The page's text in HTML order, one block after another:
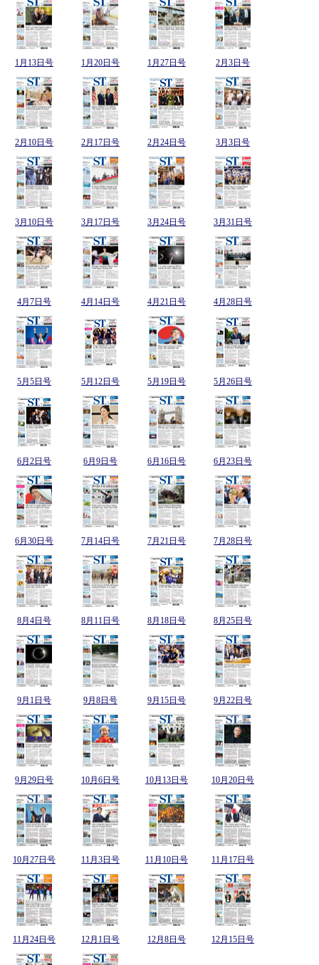
1月13日号 1月20日号 1月27日号 2月3日号
2月10日号 2月17日号 2月24日号 3月3日号
3月10日号 3月17日号 3月24日号 3月31日号
4月7日号 4月14日号 4月21日号 4月28日号
5月5日号 5月12日号 5月19日号 5月26日号
6月2日号 6月9日号 6月16日号 6月23日号
6月30日号 7月14日号 7月21日号 7月28日号
8月4日号 8月11日号 8月18日号 8月25日号
9月1日号 9月8日号 9月15日号 9月22日号
9月29日号 10月6日号 10月13日号 10月20日号
10月27日号 11月3日号 11月10日号 11月17日号
11月24日号 12月1日号 12月8日号 12月15日号